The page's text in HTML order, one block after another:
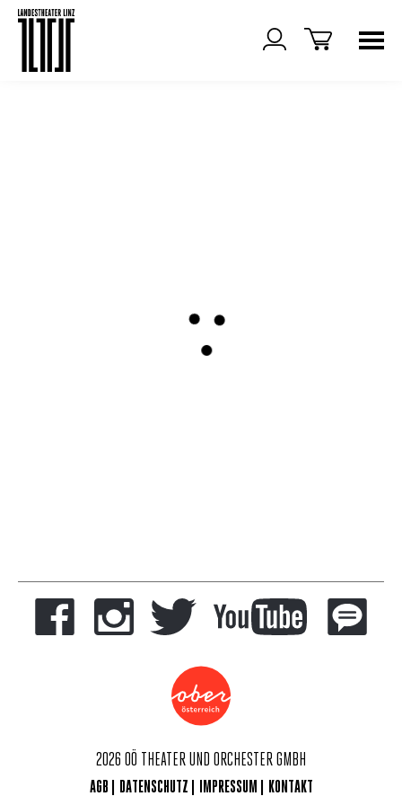
2026 OÖ THEATER UND ORCHESTER GMBH
AGB DATENSCHUTZ IMPRESSUM KONTAKT